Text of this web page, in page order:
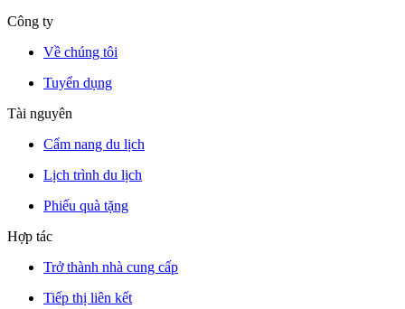
Công ty
Về chúng tôi
Tuyển dụng
Tài nguyên
Cẩm nang du lịch
Lịch trình du lịch
Phiếu quà tặng
Hợp tác
Trở thành nhà cung cấp
Tiếp thị liên kết